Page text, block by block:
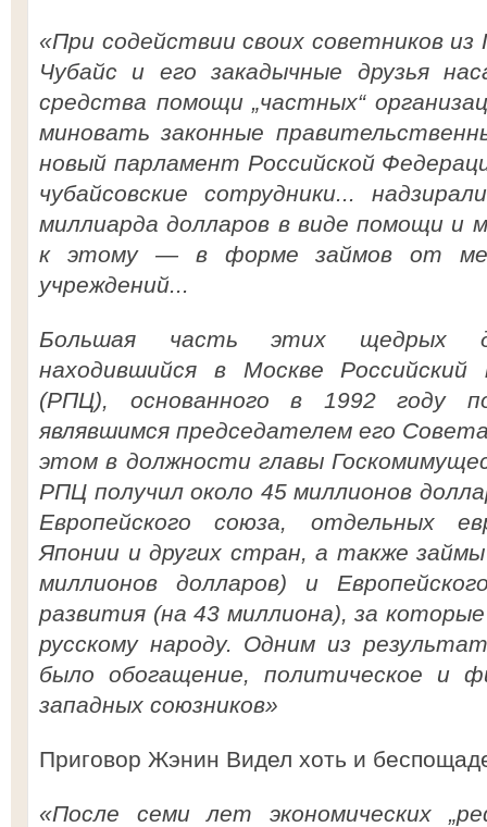
«При содействии своих советников из
Чубайс и его закадычные друзья
средства помощи „частных“
миновать законные
новый парламент Российской
чубайсовские сотрудники...
миллиарда долларов в виде помощи и
к этому — в форме займов от
учреждений...
Большая часть этих щедрых
находившийся в Москве Российский
(РПЦ), основанного в 1992 году
являвшимся председателем его
этом в должности главы
РПЦ получил около 45 миллионов
Европейского союза, отдельных
Японии и других стран, а также
миллионов долларов) и
развития (на 43 миллиона), за
русскому народу. Одним из
было обогащение, политическое и
западных союзников»
Приговор Жэнин Видел хоть и
«После семи лет экономических